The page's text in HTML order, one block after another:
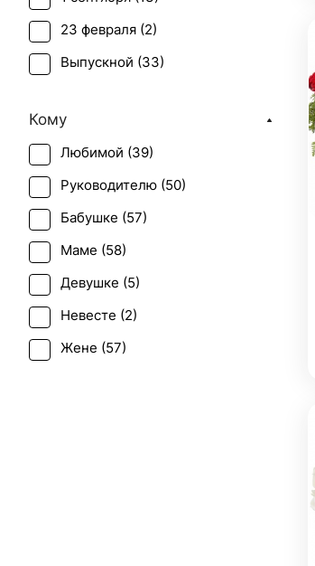
23 февраля (2)
Выпускной (33)
День учителя (
Пасха (5)
Первое свидание (52
Последний звонок (
Рождение ребенка (
Рождество (
Татьянин день (
Юбилей ( 45
Кому
Любимой (39)
Руководителю (50)
Бабушке (57)
Маме (58)
Девушке (5)
Невесте (2)
Жене (57)